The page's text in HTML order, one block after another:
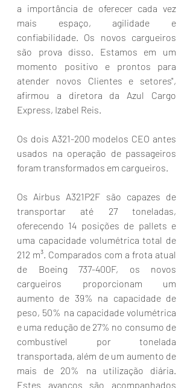
a importância de oferecer cada vez
mais espaço, agilidade e
confiabilidade. Os novos cargueiros
são prova disso. Estamos em um
momento positivo e prontos para
atender novos Clientes e setores",
afirmou a diretora da Azul Cargo
Express, Izabel Reis.
Os dois A321-200 modelos CEO antes
usados na operação de passageiros
foram transformados em cargueiros.
Os Airbus A321P2F são capazes de
transportar até 27 toneladas,
oferecendo 14 posições de pallets e
uma capacidade volumétrica total de
212 m³. Comparados com a frota atual
de Boeing 737-400F, os novos
cargueiros proporcionam um
aumento de 39% na capacidade de
peso, 50% na capacidade volumétrica
e uma redução de 27% no consumo de
combustível por tonelada
transportada, além de um aumento de
mais de 20% na utilização diária.
Estes avanços são acompanhados